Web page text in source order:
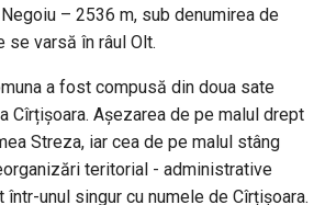
– 2536 m, sub denumirea de
se varsă în râul Olt.
a fost compusă din doua sate
Cîrțișoara. Așezarea de pe malul drept
Streza, iar cea de pe malul stâng
teritorial - administrative
unul singur cu numele de Cîrțișoara.